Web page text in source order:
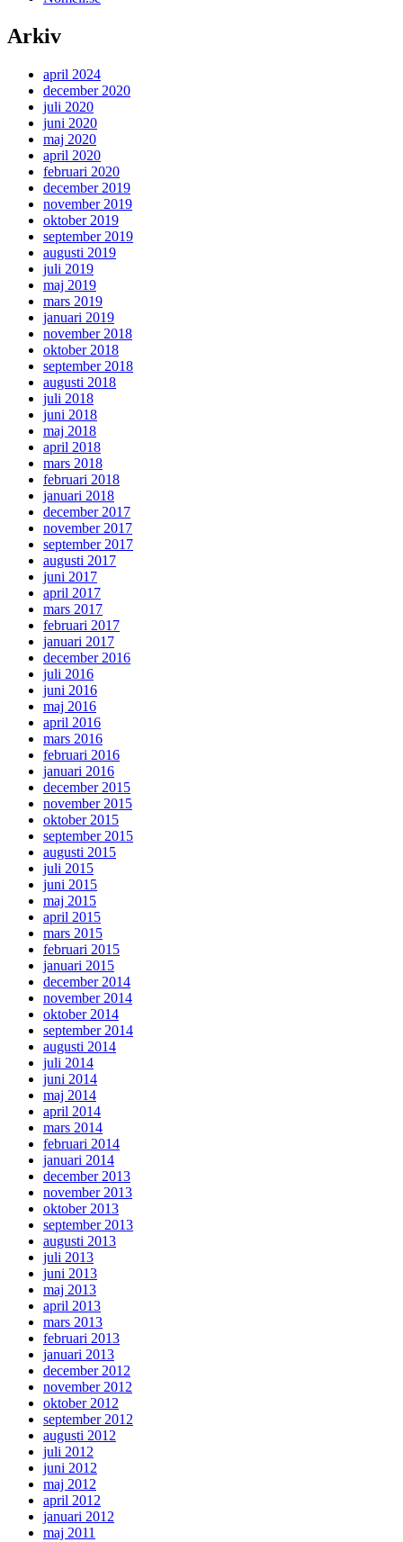
Arkiv
april 2024
december 2020
juli 2020
juni 2020
maj 2020
april 2020
februari 2020
december 2019
november 2019
oktober 2019
september 2019
augusti 2019
juli 2019
maj 2019
mars 2019
januari 2019
november 2018
oktober 2018
september 2018
augusti 2018
juli 2018
juni 2018
maj 2018
april 2018
mars 2018
februari 2018
januari 2018
december 2017
november 2017
september 2017
augusti 2017
juni 2017
april 2017
mars 2017
februari 2017
januari 2017
december 2016
juli 2016
juni 2016
maj 2016
april 2016
mars 2016
februari 2016
januari 2016
december 2015
november 2015
oktober 2015
september 2015
augusti 2015
juli 2015
juni 2015
maj 2015
april 2015
mars 2015
februari 2015
januari 2015
december 2014
november 2014
oktober 2014
september 2014
augusti 2014
juli 2014
juni 2014
maj 2014
april 2014
mars 2014
februari 2014
januari 2014
december 2013
november 2013
oktober 2013
september 2013
augusti 2013
juli 2013
juni 2013
maj 2013
april 2013
mars 2013
februari 2013
januari 2013
december 2012
november 2012
oktober 2012
september 2012
augusti 2012
juli 2012
juni 2012
maj 2012
april 2012
januari 2012
maj 2011